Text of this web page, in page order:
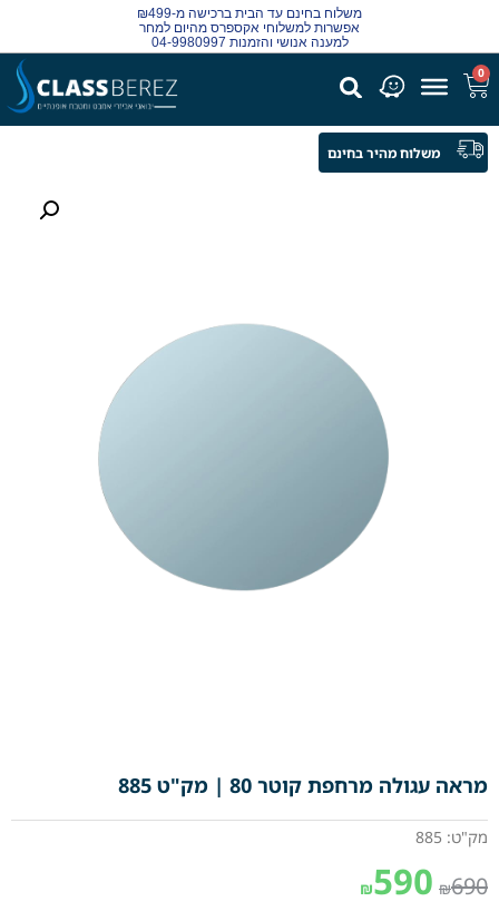
משלוח בחינם עד הבית ברכישה מ-₪499
אפשרות למשלוחי אקספרס מהיום למחר
למענה אנושי והזמנות 04-9980997
0
מראה עגולה מרחפת קוטר 80 | מק"ט 885
מק"ט: 885
₪690
₪590
משלוח מהיר בחינם